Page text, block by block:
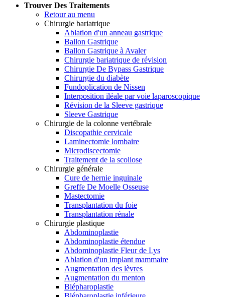
Trouver Des Traitements
Retour au menu
Chirurgie bariatrique
Ablation d'un anneau gastrique
Ballon Gastrique
Ballon Gastrique à Avaler
Chirurgie bariatrique de révision
Chirurgie De Bypass Gastrique
Chirurgie du diabète
Fundoplication de Nissen
Interposition iléale par voie laparoscopique
Révision de la Sleeve gastrique
Sleeve Gastrique
Chirurgie de la colonne vertébrale
Discopathie cervicale
Laminectomie lombaire
Microdiscectomie
Traitement de la scoliose
Chirurgie générale
Cure de hernie inguinale
Greffe De Moelle Osseuse
Mastectomie
Transplantation du foie
Transplantation rénale
Chirurgie plastique
Abdominoplastie
Abdominoplastie étendue
Abdominoplastie Fleur de Lys
Ablation d'un implant mammaire
Augmentation des lèvres
Augmentation du menton
Blépharoplastie